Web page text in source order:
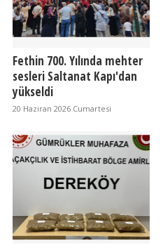
Fethin 700. Yılında mehter
sesleri Saltanat Kapı'dan
yükseldi
20 Haziran 2026 Cumartesi